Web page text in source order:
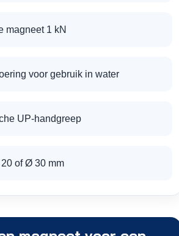
magneet 1 kN
voor gebruik in water
UP-handgreep
of Ø 30 mm